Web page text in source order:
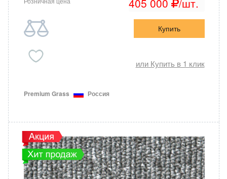
405 000 /шт.
Купить
или Купить в 1 клик
Premium Grass Россия